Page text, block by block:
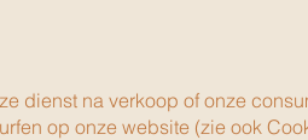
dienst na verkoop of onze
op onze website (zie ook